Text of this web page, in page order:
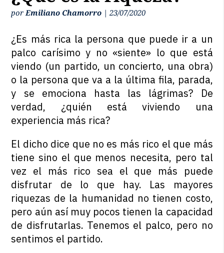
porEmiliano Chamorro |23/07/2020
¿Es más rica la persona que puede ir a un
palco carísimo y no «siente» lo que está
viendo (un partido, un concierto, una obra)
o la persona que va a la última fila, parada,
y se emociona hasta las lágrimas? De
verdad, ¿quién está viviendo una
experiencia más rica?
El dicho dice que no es más rico el que más
tiene sino el que menos necesita, pero tal
vez el más rico sea el que más puede
disfrutar de lo que hay. Las mayores
riquezas de la humanidad no tienen costo,
pero aún así muy pocos tienen la capacidad
de disfrutarlas. Tenemos el palco, pero no
sentimos el partido.